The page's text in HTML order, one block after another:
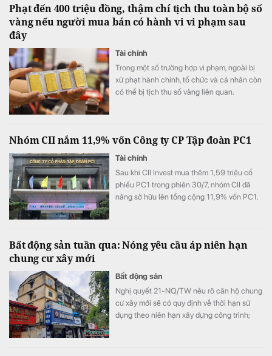
Phạt đến 400 triệu đồng, thậm chí tịch thu toàn bộ số
vàng nếu người mua bán có hành vi vi phạm sau
đây
Tài chính
Trong một số trường hợp vi phạm, ngoài bị
xử phạt hành chính, tổ chức và cá nhân còn
có thể bị tịch thu số vàng liên quan.
Nhóm CII nắm 11,9% vốn Công ty CP Tập đoàn PC1
Tài chính
Sau khi CII Invest mua thêm 1,59 triệu cổ
phiếu PC1 trong phiên 30/7, nhóm CII đã
nâng sở hữu lên tổng cộng 11,9% vốn PC1.
Bất động sản tuần qua: Nóng yêu cầu áp niên hạn
chung cư xây mới
Bất động sản
Nghị quyết 21-NQ/TW nêu rõ căn hộ chung
cư xây mới sẽ có quy định về thời hạn sử
dụng theo niên hạn xây dựng công trình;